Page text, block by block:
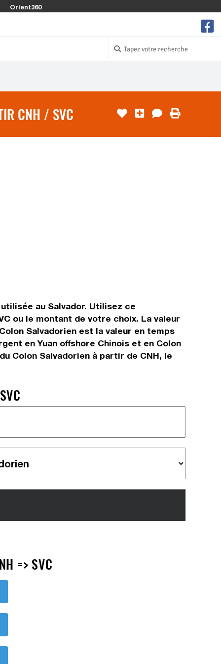
Orient360
CNH / SVC
au Salvador. Utilisez ce
ou le montant de votre choix. La valeur
Salvadorien est la valeur en temps
en Yuan offshore Chinois et en Colon
Colon Salvadorien à partir de CNH, le
=> SVC